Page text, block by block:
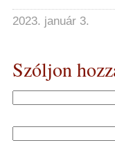
2023. január 3.
Szóljon